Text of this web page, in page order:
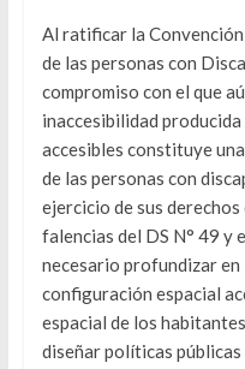
Al ratificar la
de las personas con
compromiso con el que
inaccesibilidad
accesibles constituye
de las personas con
ejercicio de sus
falencias del DS N° 49 y
necesario profundizar en
configuración espacial
espacial de los
diseñar políticas públicas